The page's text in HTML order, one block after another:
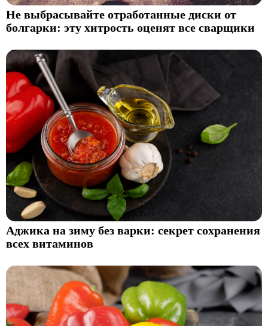
Не выбрасывайте отработанные диски от
болгарки: эту хитрость оценят все сварщики
Аджика на зиму без варки: секрет сохранения
всех витаминов